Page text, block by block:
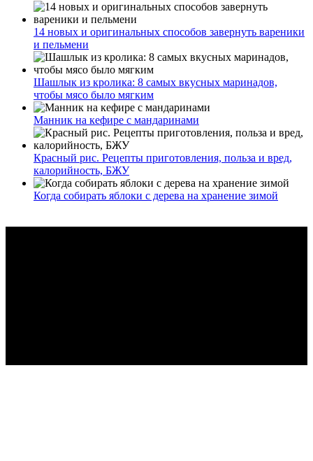
14 новых и оригинальных способов завернуть вареники
и пельмени
Шашлык из кролика: 8 самых вкусных маринадов,
чтобы мясо было мягким
Манник на кефире с мандаринами
Красный рис. Рецепты приготовления, польза и вред,
калорийность, БЖУ
Когда собирать яблоки с дерева на хранение зимой